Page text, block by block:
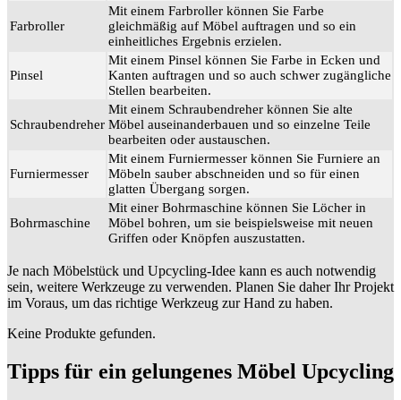
Farbroller
Mit einem Farbroller können Sie Farbe
gleichmäßig auf Möbel auftragen und so ein
einheitliches Ergebnis erzielen.
Pinsel
Mit einem Pinsel können Sie Farbe in Ecken und
Kanten auftragen und so auch schwer zugängliche
Stellen bearbeiten.
Schraubendreher
Mit einem Schraubendreher können Sie alte
Möbel auseinanderbauen und so einzelne Teile
bearbeiten oder austauschen.
Furniermesser
Mit einem Furniermesser können Sie Furniere an
Möbeln sauber abschneiden und so für einen
glatten Übergang sorgen.
Bohrmaschine
Mit einer Bohrmaschine können Sie Löcher in
Möbel bohren, um sie beispielsweise mit neuen
Griffen oder Knöpfen auszustatten.
Je nach Möbelstück und Upcycling-Idee kann es auch notwendig
sein, weitere Werkzeuge zu verwenden. Planen Sie daher Ihr Projekt
im Voraus, um das richtige Werkzeug zur Hand zu haben.
Keine Produkte gefunden.
Tipps für ein gelungenes Möbel Upcycling